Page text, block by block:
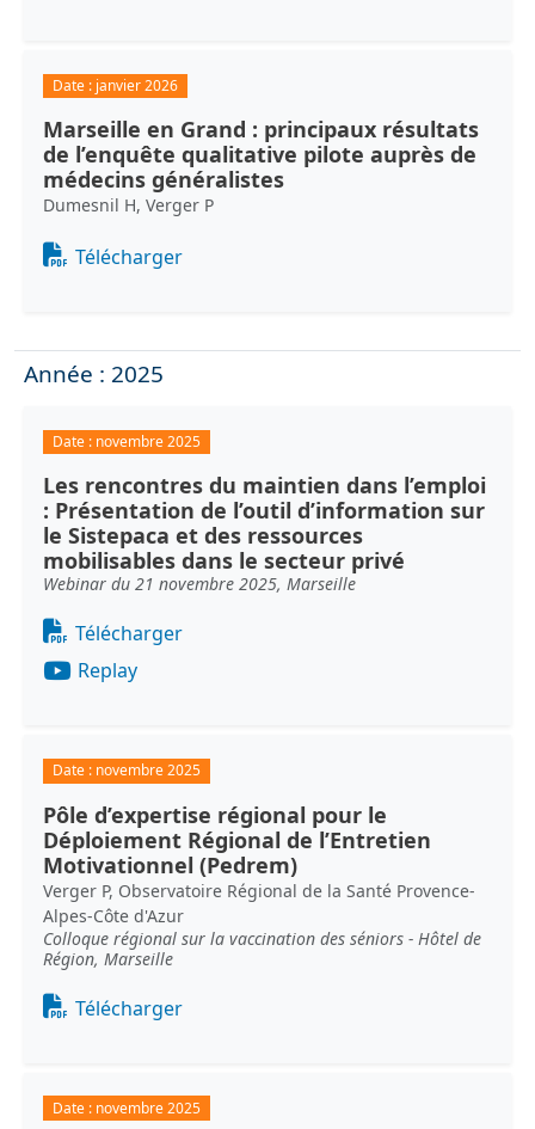
Date : janvier 2026
Marseille en Grand : principaux résultats
de l’enquête qualitative pilote auprès de
médecins généralistes
Dumesnil H, Verger P
Document
Télécharger
Année : 2025
Date : novembre 2025
Les rencontres du maintien dans l’emploi
: Présentation de l’outil d’information sur
le Sistepaca et des ressources
mobilisables dans le secteur privé
Webinar du 21 novembre 2025, Marseille
Document
Télécharger
Replay
Date : novembre 2025
Pôle d’expertise régional pour le
Déploiement Régional de l’Entretien
Motivationnel (Pedrem)
Verger P, Observatoire Régional de la Santé Provence-
Alpes-Côte d'Azur
Colloque régional sur la vaccination des séniors - Hôtel de
Région, Marseille
Document
Télécharger
Date : novembre 2025